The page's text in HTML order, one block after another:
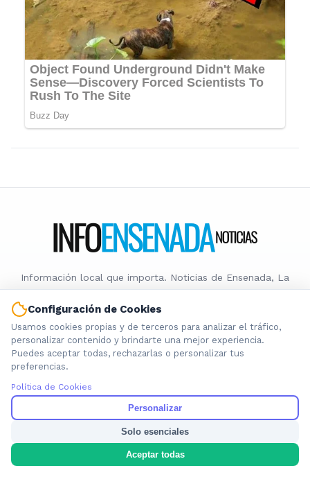
Información local que importa. Noticias de Ensenada, La
Plata y la provincia de Buenos Aires.
Privacidad
Términos
Política de Contenido
Configuración de Cookies
Usamos cookies propias y de terceros para analizar el tráfico,
personalizar contenido y brindarte una mejor experiencia.
Puedes aceptar todas, rechazarlas o personalizar tus
preferencias.
Política de Cookies
Personalizar
Solo esenciales
Aceptar todas